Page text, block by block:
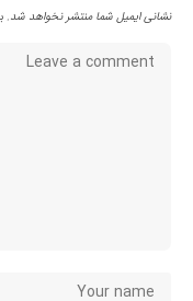
نشانی ایمیل شما منتشر نخواهد شد.